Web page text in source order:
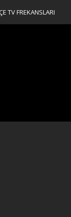
TV FREKANSLARI